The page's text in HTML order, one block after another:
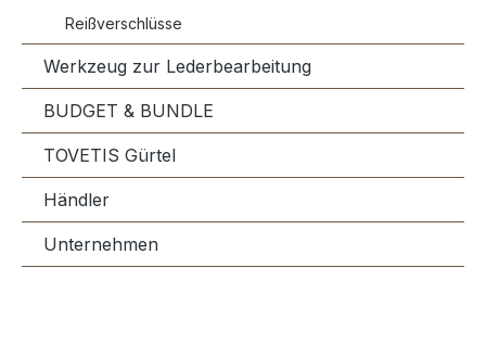
Reißverschlüsse
Werkzeug zur Lederbearbeitung
BUDGET & BUNDLE
TOVETIS Gürtel
Händler
Unternehmen